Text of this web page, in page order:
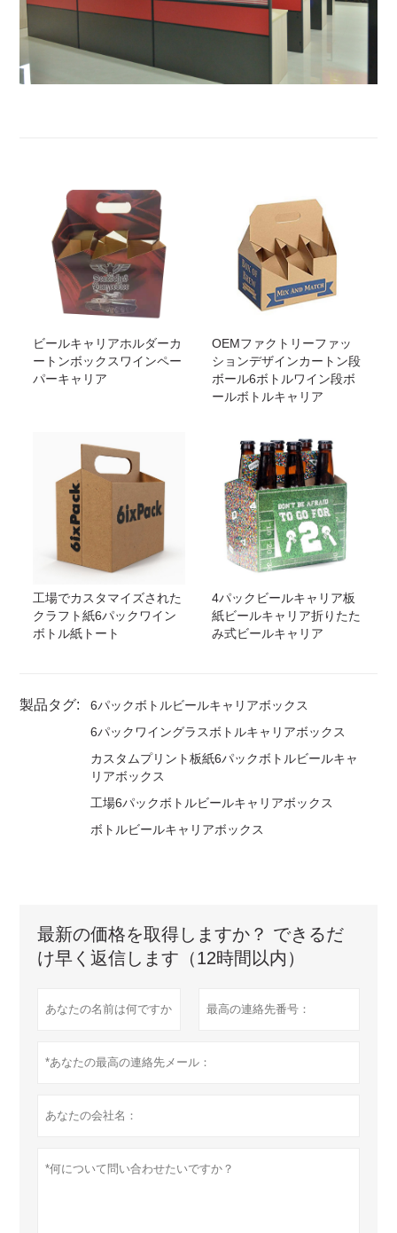
ビールキャリアホルダーカ
ートンボックスワインペー
パーキャリア
OEMファクトリーファッ
ションデザインカートン段
ボール6ボトルワイン段ボ
ールボトルキャリア
工場でカスタマイズされた
クラフト紙6パックワイン
ボトル紙トート
4パックビールキャリア板
紙ビールキャリア折りたた
み式ビールキャリア
製品タグ:
6パックボトルビールキャリアボックス
6パックワイングラスボトルキャリアボックス
カスタムプリント板紙6パックボトルビールキャ
リアボックス
工場6パックボトルビールキャリアボックス
ボトルビールキャリアボックス
最新の価格を取得しますか？ できるだ
け早く返信します（12時間以内）